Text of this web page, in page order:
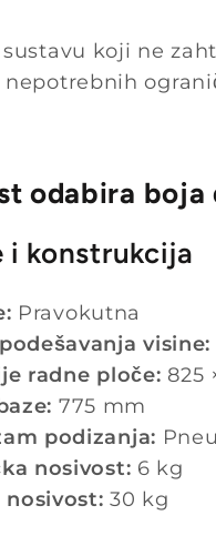
koji ne
nepotrebnih
odabira
i konstrukcija
Pravokutna
visine:
radne ploče: 825
775 mm
podizanja:
nosivost: 6 kg
30 kg